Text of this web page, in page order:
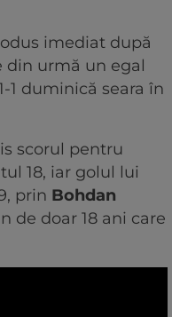
imediat după
din urmă un egal
1 duminică seara în
scorul pentru
18, iar golul lui
prin Bohdan
de doar 18 ani care